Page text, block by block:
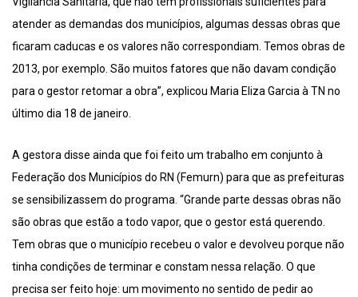
atender as demandas dos municípios, algumas dessas obras que
ficaram caducas e os valores não correspondiam. Temos obras de
2013, por exemplo. São muitos fatores que não davam condição
para o gestor retomar a obra”, explicou Maria Eliza Garcia à TN no
último dia 18 de janeiro.
A gestora disse ainda que foi feito um trabalho em conjunto à
Federação dos Municípios do RN (Femurn) para que as prefeituras
se sensibilizassem do programa. “Grande parte dessas obras não
são obras que estão a todo vapor, que o gestor está querendo.
Tem obras que o município recebeu o valor e devolveu porque não
tinha condições de terminar e constam nessa relação. O que
precisa ser feito hoje: um movimento no sentido de pedir ao